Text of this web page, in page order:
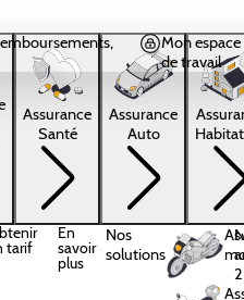
Mon
de travail
Assurance
Santé
Assurance
Auto
tarif
En
savoir
plus
Nos
solutions